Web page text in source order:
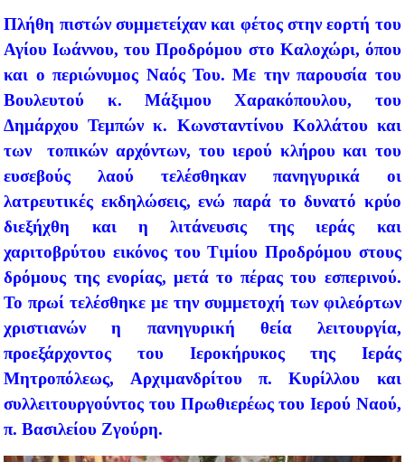
Πλήθη πιστών συμμετείχαν και φέτος στην εορτή του
Αγίου Ιωάννου, του Προδρόμου στο Καλοχώρι, όπου
και ο περιώνυμος Ναός Του. Με την παρουσία του
Βουλευτού κ. Μάξιμου Χαρακόπουλου, του
Δημάρχου Τεμπών κ. Κωνσταντίνου Κολλάτου και
των τοπικών αρχόντων, του ιερού κλήρου και του
ευσεβούς λαού τελέσθηκαν πανηγυρικά οι
λατρευτικές εκδηλώσεις, ενώ παρά το δυνατό κρύο
διεξήχθη και η λιτάνευσις της ιεράς και
χαριτοβρύτου εικόνος του Τιμίου Προδρόμου στους
δρόμους της ενορίας, μετά το πέρας του εσπερινού.
Το πρωί τελέσθηκε με την συμμετοχή των φιλεόρτων
χριστιανών η πανηγυρική θεία λειτουργία,
προεξάρχοντος του Ιεροκήρυκος της Ιεράς
Μητροπόλεως, Αρχιμανδρίτου π. Κυρίλλου και
συλλειτουργούντος του Πρωθιερέως του Ιερού Ναού,
π. Βασιλείου Ζγούρη.